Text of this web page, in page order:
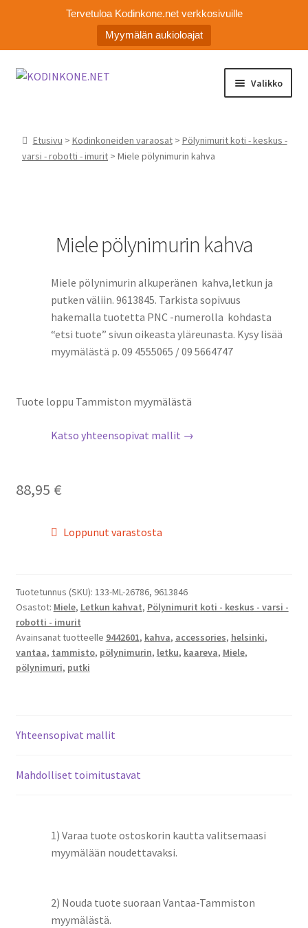
Tervetuloa Kodinkone.net verkkosivuille
Myymälän aukioloajat
Siirry
Siirry
Valikko
tason
Ota yhteyttä
Etusivu > Kodinkoneiden varaosat> Pölynimurit koti - keskus -
varsi - robotti - imurit > Miele pölynimurin kahva
Miele pölynimurin kahva
Miele pölynimurin alkuperänen kahva,letkun ja
putken väliin. 9613845. Tarkista sopivuus
hakemalla tuotetta PNC -numerolla kohdasta
“etsi tuote” sivun oikeasta yläreunasta. Kysy lisää
myymälästä p. 09 4555065 / 09 5664747
Tuote loppu Tammiston myymälästä
Katso yhteensopivat mallit →
88,95 €
Loppunut varastosta
Tuotetunnus (SKU): 133-ML-26786, 9613846
Osastot: Miele, Letkun kahvat, Pölynimurit koti - keskus - varsi -
robotti - imurit
Avainsanat tuotteelle 9442601, kahva, accessories, helsinki,
vantaa, tammisto, pölynimurin, letku, kaareva, Miele,
pölynimuri, putki
Yhteensopivat mallit
Mahdolliset toimitustavat
1) Varaa tuote ostoskorin kautta valitsemaasi
myymälään noudettavaksi.
2) Nouda tuote suoraan Vantaa-Tammiston
myymälästä.